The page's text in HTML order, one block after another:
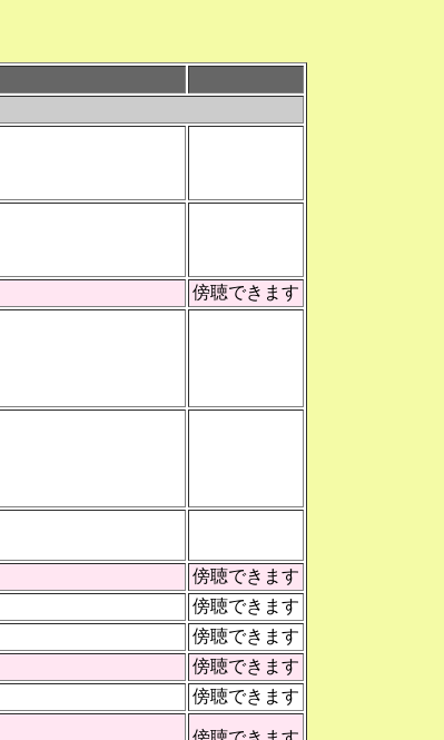
傍聴できます
傍聴できます
傍聴できます
傍聴できます
傍聴できます
傍聴できます